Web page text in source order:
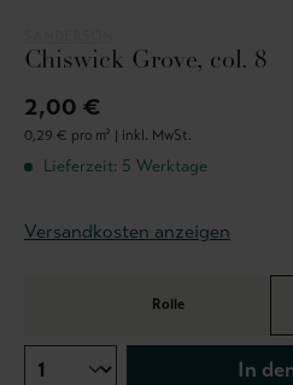
Chiswick Grove, col. 8
2,00 €
0,29 € pro m² | inkl. MwSt.
Lieferzeit: 5 Werktage
Versandkosten anzeigen
Rolle
In